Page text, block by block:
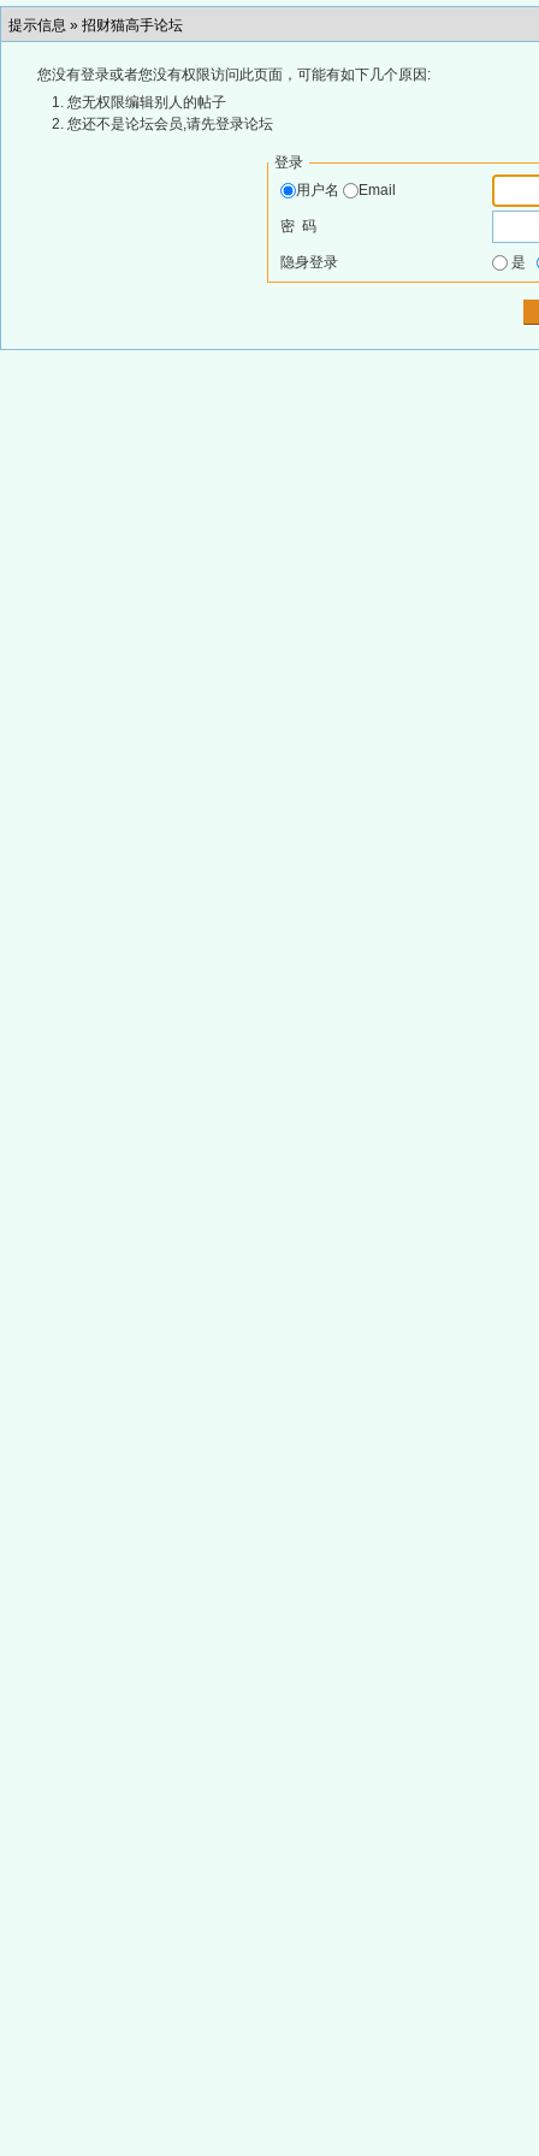
提示信息 » 招财猫高手论坛
您没有登录或者您没有权限访问此页面，可能有如下几个原因:
您无权限编辑别人的帖子
您还不是论坛会员,请先登录论坛
登录
用户名
Email
密 码
隐身登录 是